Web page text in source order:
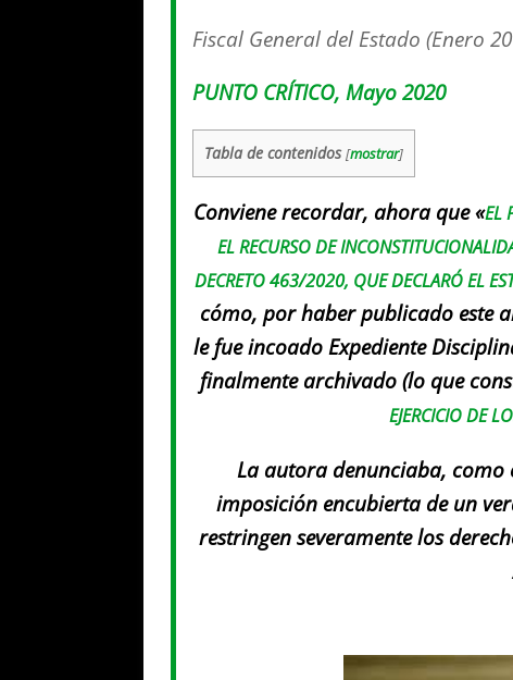
Fiscal General del Estado (Enero
PUNTO CRÍTICO, Mayo 2020
Tabla de contenidos [mostrar]
Conviene recordar, ahora que «EL
EL RECURSO DE
DECRETO 463/2020, QUE DECLARÓ EL
cómo, por haber publicado este
le fue incoado Expediente
finalmente archivado (lo que
EJERCICIO DE
La autora denunciaba,
imposición encubierta de un
restringen severamente los